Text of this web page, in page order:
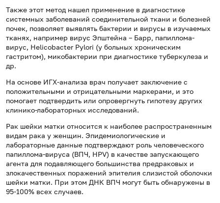
Также этот метод нашел применение в диагностике
системных заболеваний соединительной ткани и болезней
почек, позволяет выявлять бактерии и вирусы в изучаемых
тканях, например вирус Эпштейна – Барр, папиллома-
вирус, Helicobacter Pylori (у больных хроническим
гастритом), микобактерии при диагностике туберкулеза и
др.
На основе ИГХ-анализа врач получает заключение с
положительными и отрицательными маркерами, и это
помогает подтвердить или опровергнуть гипотезу других
клинико-лабораторных исследований.
Рак шейки матки относится к наиболее распространенным
видам рака у женщин. Эпидемиологические и
лабораторные данные подтверждают роль человеческого
папиллома-вируса (ВПЧ, HPV) в качестве запускающего
агента для подавляющего большинства предраковых и
злокачественных поражений эпителия слизистой оболочки
шейки матки. При этом ДНК ВПЧ могут быть обнаружены в
95-100% всех случаев.